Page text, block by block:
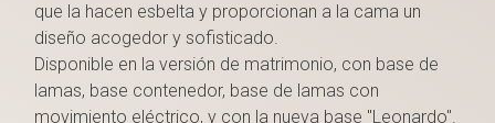
que la hacen esbelta y proporcionan a la cama un
diseño acogedor y sofisticado.
Disponible en la versión de matrimonio, con base de
lamas, base contenedor, base de lamas con
movimiento eléctrico, y con la nueva base "Leonardo".